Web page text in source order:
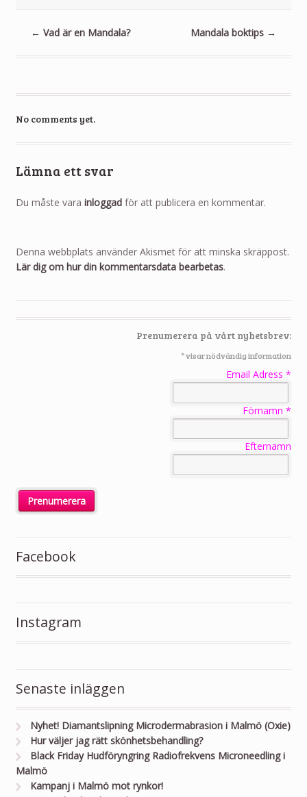
← Vad är en Mandala? Mandala boktips →
No comments yet.
Lämna ett svar
Du måste vara inloggadför att publicera en kommentar.
Denna webbplats använder Akismet för att minska skräppost.
Lär dig om hur din kommentarsdata bearbetas.
Prenumerera på vårt nyhetsbrev:
*visar nödvändig information
Email Adress*
Förnamn*
Efternamn
Facebook
Instagram
Senaste inläggen
Nyhet! Diamantslipning Microdermabrasion i Malmö (Oxie)
Hur väljer jag rätt skönhetsbehandling?
Black Friday Hudföryngring Radiofrekvens Microneedling i
Malmö
Kampanj i Malmö mot rynkor!